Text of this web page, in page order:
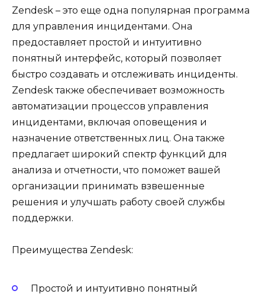
Zendesk – это еще одна популярная программа
для управления инцидентами. Она
предоставляет простой и интуитивно
понятный интерфейс, который позволяет
быстро создавать и отслеживать инциденты.
Zendesk также обеспечивает возможность
автоматизации процессов управления
инцидентами, включая оповещения и
назначение ответственных лиц. Она также
предлагает широкий спектр функций для
анализа и отчетности, что поможет вашей
организации принимать взвешенные
решения и улучшать работу своей службы
поддержки.
Преимущества Zendesk:
Простой и интуитивно понятный